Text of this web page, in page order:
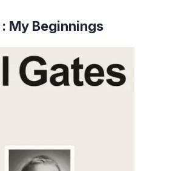
My Beginnings